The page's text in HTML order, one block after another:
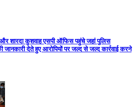
60.लाख में से 45.लाख रूपये बरामद 5